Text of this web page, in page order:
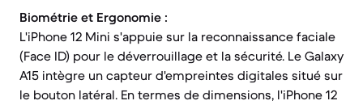
Biométrie et Ergonomie :
L'iPhone 12 Mini s'appuie sur la reconnaissance faciale
(Face ID) pour le déverrouillage et la sécurité. Le Galaxy
A15 intègre un capteur d'empreintes digitales situé sur
le bouton latéral. En termes de dimensions, l'iPhone 12